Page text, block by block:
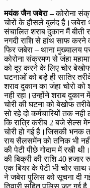
मयंक जैन जबेरा –कोरोना
चोरों के हौसले बुलंद है।जबेरा
संचालित शराब दुकान मैं बीती
नगदी राशि से हांथ साफ
फिर जबेरा – थाना मुख्यालय
कोरोना संक्रमण से जंहा
को दूर करने के लिए चोर
घटनाओं को बड़े ही सातिर
शराव दुकान का जंहा चोरो
नही रहा।उन्होंने शराब दुकान
चोरी की घटना को बेखोफ
सो रहे दो कर्मचारियों तक
कि रात्रि करीब 2 बजे सेल्स
चोरी हो गई है।जिसकी
राय सैलसमेंन को तनिक भी
की पेटी पीछे गोदाम में रखी
की बिक्री की राशि 40 हजार
एक बियर के पेटी भी चोर
ने जबेरा पुलिस को सूचना दी
तिवारी सहित पुलिस जुट गई है